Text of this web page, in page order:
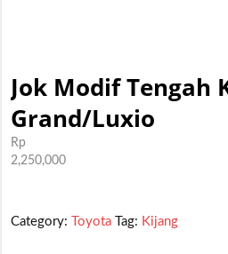
Jok Modif Tengah
Grand/Luxio
Rp
2,250,000
Category:Toyota Tag: Kijang